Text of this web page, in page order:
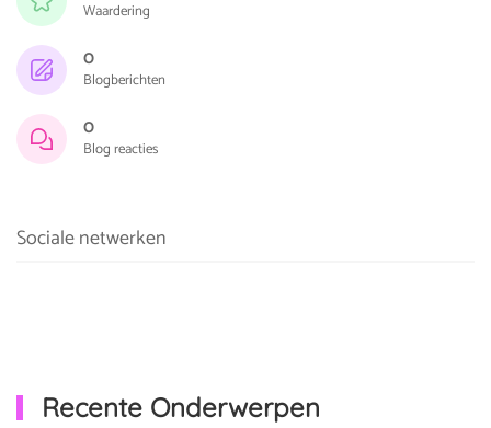
Waardering
0
Blogberichten
0
Blog reacties
Sociale netwerken
Recente Onderwerpen